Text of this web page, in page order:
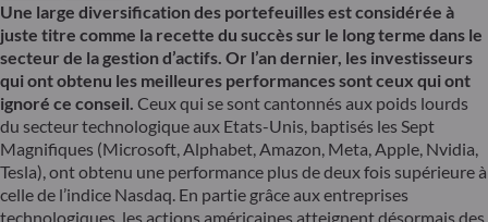
Une large diversification des portefeuilles est considérée à
juste titre comme la recette du succès sur le long terme dans le
secteur de la gestion d’actifs. Or l’an dernier, les investisseurs
qui ont obtenu les meilleures performances sont ceux qui ont
ignoré ce conseil. Ceux qui se sont cantonnés aux poids lourds
du secteur technologique aux Etats-Unis, baptisés les Sept
Magnifiques (Microsoft, Alphabet, Amazon, Meta, Apple, Nvidia,
Tesla), ont obtenu une performance plus de deux fois supérieure à
celle de l’indice Nasdaq. En partie grâce aux entreprises
technologiques, les actions américaines atteignent désormais des